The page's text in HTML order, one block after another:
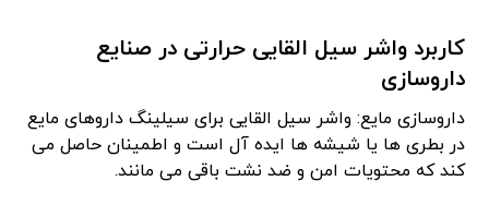
کاربرد واشر سیل القایی حرارتی در صنایع
داروسازی
داروسازی مایع: واشر سیل القایی برای سیلینگ داروهای مایع
در بطری ها یا شیشه ها ایده آل است و اطمینان حاصل می
کند که محتویات امن و ضد نشت باقی می مانند.